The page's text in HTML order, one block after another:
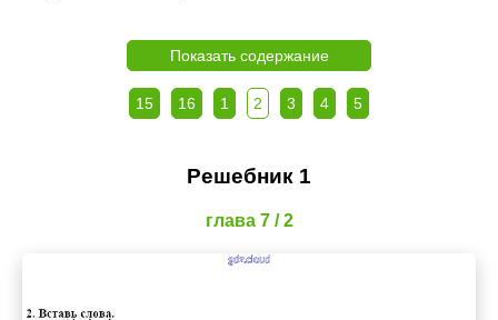
Показать содержание
15 16 1 2 3 4 5
Решебник 1
глава 7 / 2